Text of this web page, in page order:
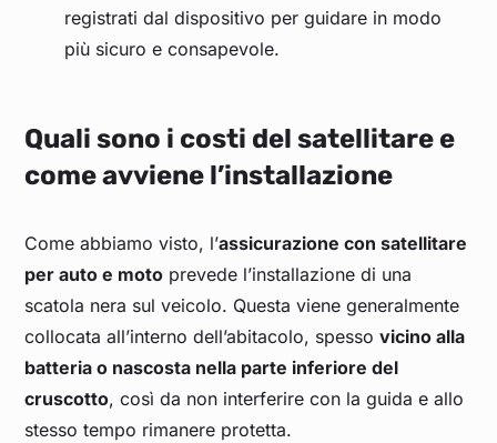
registrati dal dispositivo per guidare in modo
più sicuro e consapevole.
Quali sono i costi del satellitare e
come avviene l’installazione
Come abbiamo visto, l’assicurazione con satellitare
per auto e moto prevede l’installazione di una
scatola nera sul veicolo. Questa viene generalmente
collocata all’interno dell’abitacolo, spessovicino alla
batteria o nascosta nella parte inferiore del
cruscotto, così da non interferire con la guida e allo
stesso tempo rimanere protetta.